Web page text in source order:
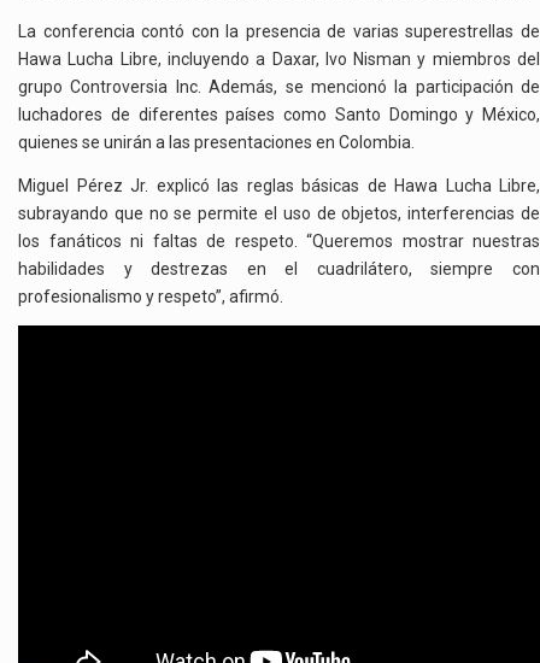
La conferencia contó con la presencia de varias superestrellas de
Hawa Lucha Libre, incluyendo a Daxar, Ivo Nisman y miembros del
grupo Controversia Inc. Además, se mencionó la participación de
luchadores de diferentes países como Santo Domingo y México,
quienes se unirán a las presentaciones en Colombia.
Miguel Pérez Jr. explicó las reglas básicas de Hawa Lucha Libre,
subrayando que no se permite el uso de objetos, interferencias de
los fanáticos ni faltas de respeto. “Queremos mostrar nuestras
habilidades y destrezas en el cuadrilátero, siempre con
profesionalismo y respeto”, afirmó.